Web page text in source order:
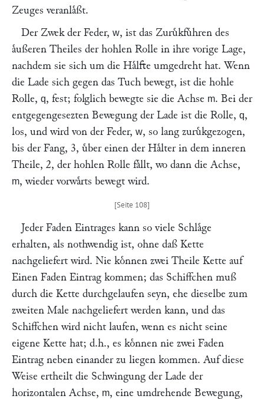
Zeuges veranlaͤßt.
Der Zwek der Feder, w, ist das Zuruͤkfuͤhren des
aͤußeren Theiles der hohlen Rolle in ihre vorige Lage,
nachdem sie sich um die Haͤlfte umgedreht hat. Wenn
die Lade sich gegen das Tuch bewegt, ist die hohle
Rolle, q, fest; folglich bewegte sie die Achse m. Bei der
entgegengesezten Bewegung der Lade ist die Rolle, q,
los, und wird von der Feder, w, so lang zuruͤkgezogen,
bis der Fang, 3, uͤber einen der Haͤlter in dem inneren
Theile, 2, der hohlen Rolle faͤllt, wo dann die Achse,
m, wieder vorwaͤrts bewegt wird.
Jeder Faden Eintrages kann so viele Schlaͤge
erhalten, als nothwendig ist, ohne daß Kette
nachgeliefert wird. Nie koͤnnen zwei Theile Kette auf
Einen Faden Eintrag kommen; das Schiffchen muß
durch die Kette durchgelaufen seyn, ehe dieselbe zum
zweiten Male nachgeliefert werden kann, und das
Schiffchen wird nicht laufen, wenn es nicht seine
eigene Kette hat; d.h., es koͤnnen nie zwei Faden
Eintrag neben einander zu liegen kommen. Auf diese
Weise ertheilt die Schwingung der Lade der
horizontalen Achse, m, eine umdrehende Bewegung,